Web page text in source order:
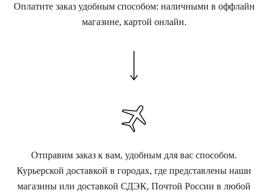
Оплатите заказ удобным способом: наличными в оффлайн
магазине, картой онлайн.
Отправим заказ к вам, удобным для вас способом.
Курьерской доставкой в городах, где представлены наши
магазины или доставкой СДЭК, Почтой России в любой